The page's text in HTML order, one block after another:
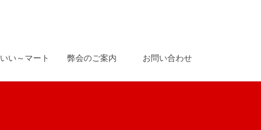
いい～マート 弊会のご案内 お問い合わせ